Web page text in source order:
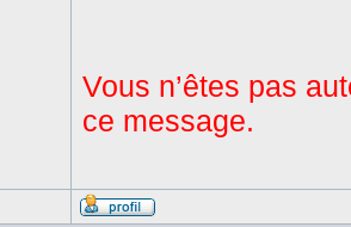
Vous n’êtes pas
ce message.